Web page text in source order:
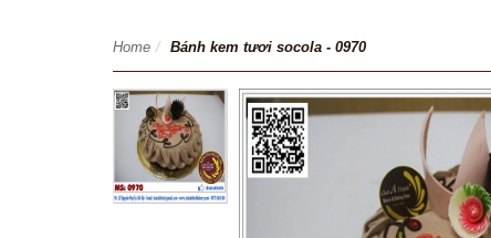
Home / Bánh kem tươi socola - 0970